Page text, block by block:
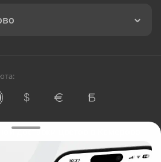
доставки цветов в Кемерово